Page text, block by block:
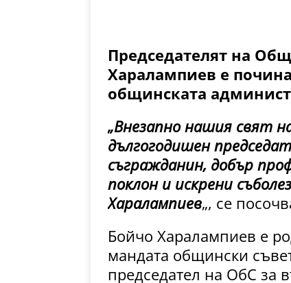
Председателят на
Харалампиев е
общинската
„Внезапно нашия свят
дългогодишен
съгражданин, добър
поклон и искрени
Харалампиев„, се
Бойчо Харалампиев е
мандата общински
председател на ОбС за